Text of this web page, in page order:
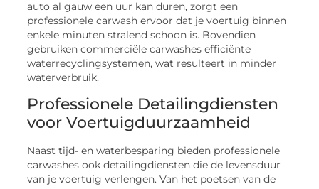
auto al gauw een uur kan duren, zorgt een
professionele carwash ervoor dat je voertuig binnen
enkele minuten stralend schoon is. Bovendien
gebruiken commerciële carwashes efficiënte
waterrecyclingsystemen, wat resulteert in minder
waterverbruik.
Professionele Detailingdiensten
voor Voertuigduurzaamheid
Naast tijd- en waterbesparing bieden professionele
carwashes ook detailingdiensten die de levensduur
van je voertuig verlengen. Van het poetsen van de